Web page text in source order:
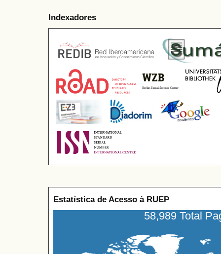
Indexadores
Estatística de Acesso à RUEP
58,989 Total